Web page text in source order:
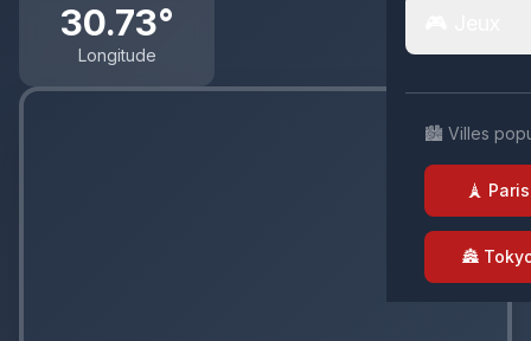
🏙️ Villes
🗼 Paris
🏯
30.73°
Longitude